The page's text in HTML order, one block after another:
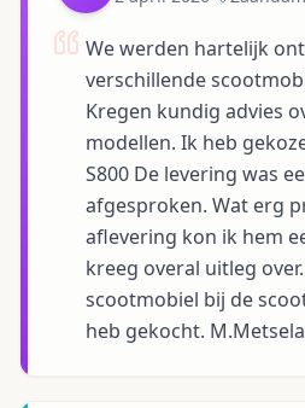
We werden hartelijk
verschillende
Kregen kundig advies
modellen. Ik heb
S800 De levering was
afgesproken. Wat erg
aflevering kon ik hem
kreeg overal uitleg
scootmobiel bij de
heb gekocht.